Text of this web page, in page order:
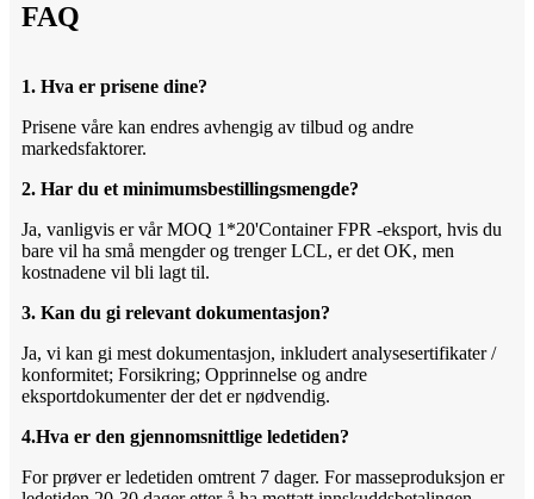
FAQ
1. Hva er prisene dine?
Prisene våre kan endres avhengig av tilbud og andre
markedsfaktorer.
2. Har du et minimumsbestillingsmengde?
Ja, vanligvis er vår MOQ 1*20'Container FPR -eksport, hvis du
bare vil ha små mengder og trenger LCL, er det OK, men
kostnadene vil bli lagt til.
3. Kan du gi relevant dokumentasjon?
Ja, vi kan gi mest dokumentasjon, inkludert analysesertifikater /
konformitet; Forsikring; Opprinnelse og andre
eksportdokumenter der det er nødvendig.
4.Hva er den gjennomsnittlige ledetiden?
For prøver er ledetiden omtrent 7 dager. For masseproduksjon er